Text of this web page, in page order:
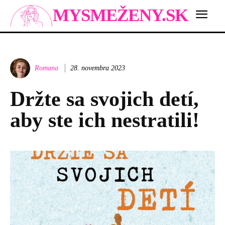
MYSMEŽENY.SK
Romana 28. novembra 2023
Držte sa svojich detí,
aby ste ich nestratili!